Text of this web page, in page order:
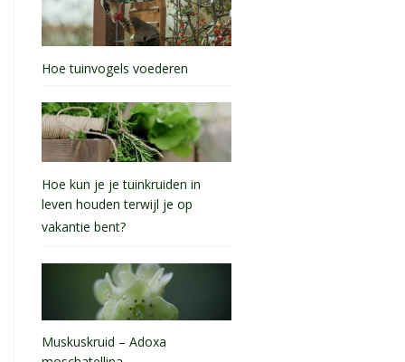
Hoe tuinvogels voederen
Hoe kun je je tuinkruiden in
leven houden terwijl je op
vakantie bent?
Muskuskruid – Adoxa